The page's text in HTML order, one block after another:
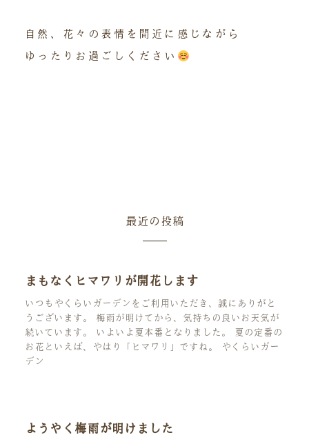
自然、花々の表情を間近に感じながら
ゆったりお過ごしください
最近の投稿
まもなくヒマワリが開花します
いつもやくらいガーデンをご利用いただき、誠にありがと
うございます。 梅雨が明けてから、気持ちの良いお天気が
続いています。 いよいよ夏本番となりました。 夏の定番の
お花といえば、やはり「ヒマワリ」ですね。 やくらいガー
デン
ようやく梅雨が明けました